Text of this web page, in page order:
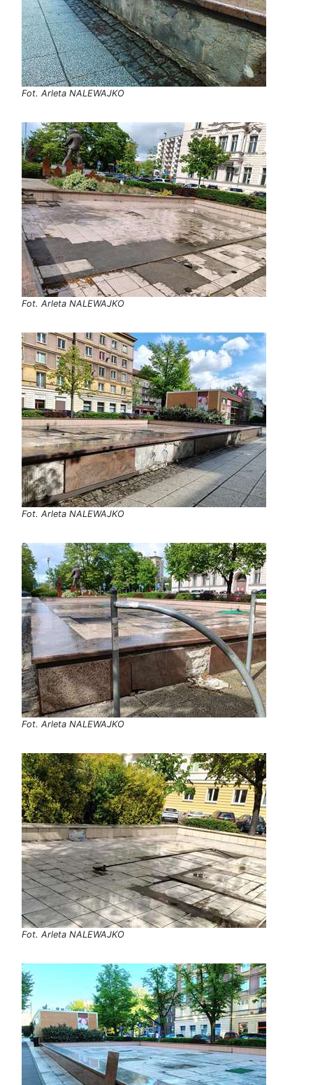
Fot. Arleta NALEWAJKO
Fot. Arleta NALEWAJKO
Fot. Arleta NALEWAJKO
Fot. Arleta NALEWAJKO
Fot. Arleta NALEWAJKO